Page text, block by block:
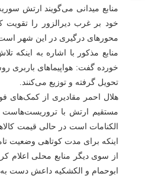
منابع میدانی می‌گویند ارتش
خود بر غرب دیرالزور را تقویت
محورهای درگیری در این شهر است که از 2 سال و نیم پیش در محاصره
منابع مذکور با اشاره به
خورده گفت: هواپیماهای باربری
تحویل گرفته و توزیع می‌کنند.
هلال احمر مقادیری از کمک‌های
مستقیم ارتش با تروریست‌هاست
الکنامات است در حالی قیمت
اینکه برای مدت کوتاهی وضعیت
از سوی دیگر منابع محلی اعلام
ابوحمام و الکشکیه داعش دست